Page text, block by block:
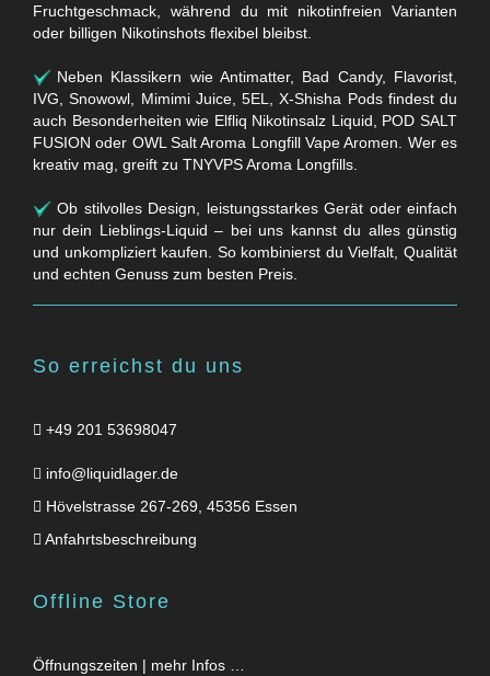
Fruchtgeschmack, während du mit nikotinfreien Varianten
oder billigen Nikotinshots flexibel bleibst.
Neben Klassikern wie Antimatter, Bad Candy, Flavorist,
IVG, Snowowl, Mimimi Juice, 5EL, X-Shisha Pods findest du
auch Besonderheiten wie Elfliq Nikotinsalz Liquid, POD SALT
FUSION oder OWL Salt Aroma Longfill Vape Aromen. Wer es
kreativ mag, greift zu TNYVPS Aroma Longfills.
Ob stilvolles Design, leistungsstarkes Gerät oder einfach
nur dein Lieblings-Liquid – bei uns kannst du alles günstig
und unkompliziert kaufen. So kombinierst du Vielfalt, Qualität
und echten Genuss zum besten Preis.
So erreichst du uns
+49 201 53698047
info@liquidlager.de
Hövelstrasse 267-269, 45356 Essen
Anfahrtsbeschreibung
Offline Store
Öffnungszeiten | mehr Infos …